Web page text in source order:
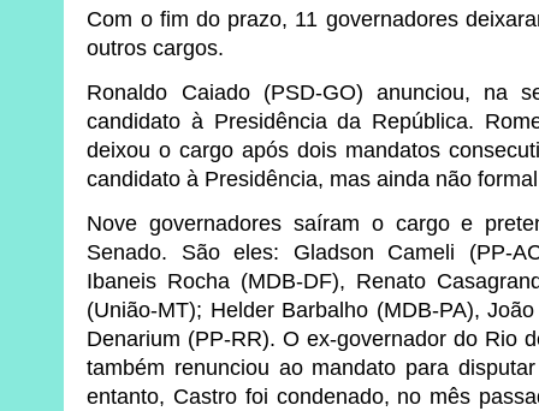
Com o fim do prazo, 11 governadores
outros cargos.
Ronaldo Caiado (PSD-GO) anunciou, na
candidato à Presidência da República.
deixou o cargo após dois mandatos
candidato à Presidência, mas ainda não
Nove governadores saíram o cargo e
Senado. São eles: Gladson Cameli (PP-
Ibaneis Rocha (MDB-DF), Renato
(União-MT); Helder Barbalho (MDB-PA),
Denarium (PP-RR). O ex-governador do Rio
também renunciou ao mandato para
entanto, Castro foi condenado, no mês